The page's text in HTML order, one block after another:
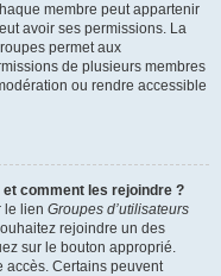
membre peut appartenir
avoir ses permissions. La
permet aux
de plusieurs membres
ou rendre accessible
comment les rejoindre ?
le lien Groupes d’utilisateurs
rejoindre un des
sur le bouton approprié.
accès. Certains peuvent